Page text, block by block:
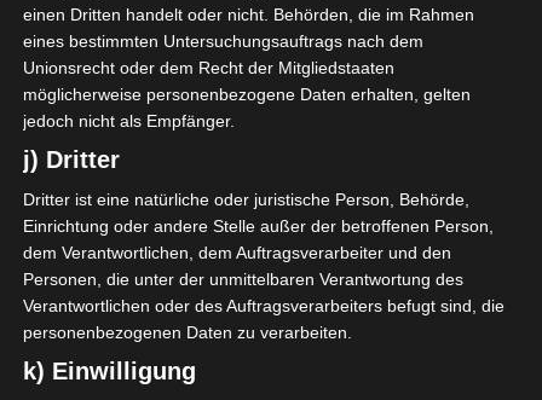
x
einen Dritten handelt oder nicht. Behörden, die im Rahmen
eines bestimmten Untersuchungsauftrags nach dem
Unionsrecht oder dem Recht der Mitgliedstaaten
möglicherweise personenbezogene Daten erhalten, gelten
jedoch nicht als Empfänger.
j) Dritter
Dritter ist eine natürliche oder juristische Person, Behörde,
Einrichtung oder andere Stelle außer der betroffenen Person,
dem Verantwortlichen, dem Auftragsverarbeiter und den
Personen, die unter der unmittelbaren Verantwortung des
Verantwortlichen oder des Auftragsverarbeiters befugt sind, die
personenbezogenen Daten zu verarbeiten.
k) Einwilligung